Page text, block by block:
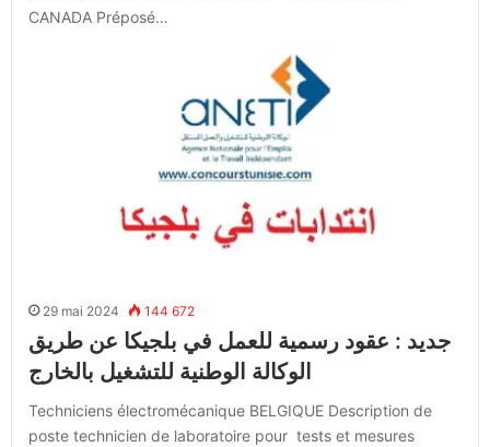
CANADA Préposé…
29 mai 2024 144 672
جديد : عقود رسمية للعمل في بلجيكا عن طريق
الوكالة الوطنية للتشغيل بالخارج
Techniciens électromécanique BELGIQUE Description de
poste technicien de laboratoire pour tests et mesures